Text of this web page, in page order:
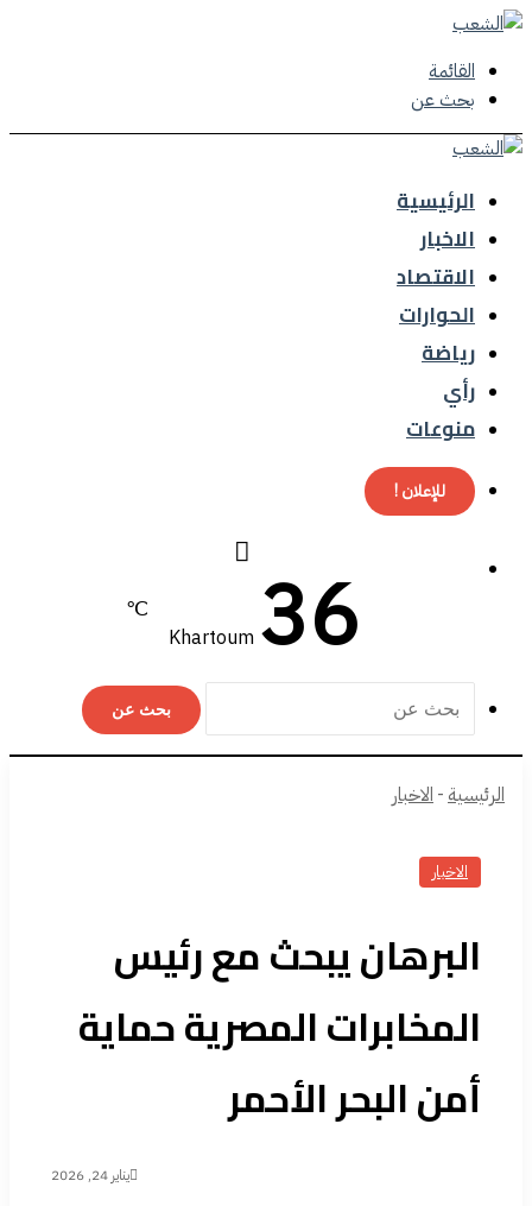
القائمة
بحث عن
الرئيسية
الاخبار
الاقتصاد
الحوارات
رياضة
رأي
منوعات
للإعلان !
Khartoum 36
℃
بحث عن
الرئيسية-الاخبار
الاخبار
البرهان يبحث مع رئيس
المخابرات المصرية حماية
أمن البحر الأحمر
يناير 24, 2026